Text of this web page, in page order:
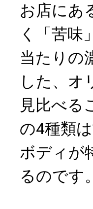
お店にあ
く「苦味
当たりの
した、オ
見比べる
の4種類
ボディが
るのです。